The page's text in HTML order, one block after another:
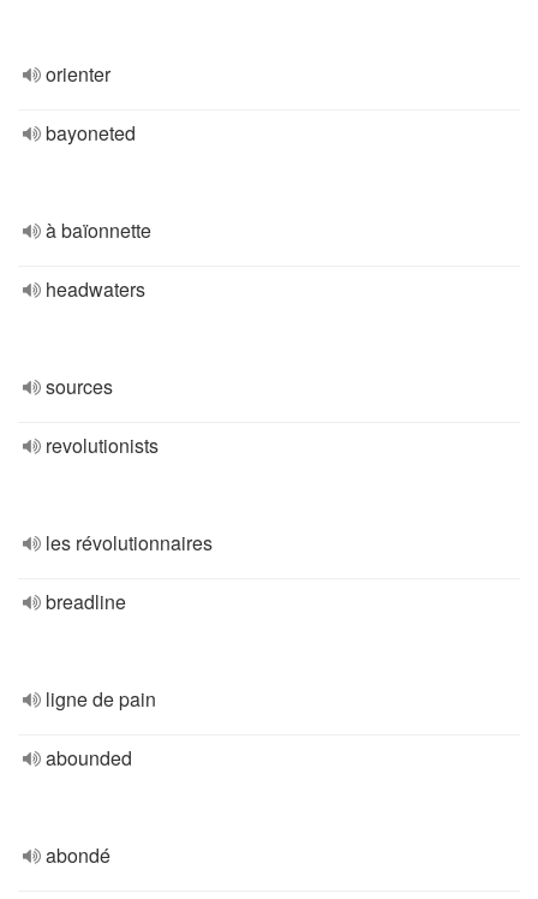
orienter
bayoneted
à baïonnette
headwaters
sources
revolutionists
les révolutionnaires
breadline
ligne de pain
abounded
abondé